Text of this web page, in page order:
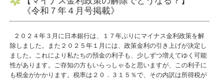
《令和７年４月号掲載》
２０２４年３月に日本銀行は、１７年ぶりにマイナス金利政策を解
除しました。また２０２５年１月には、政策金利の引き上げが決定し
ました。これにより私たちの預金の利子も、少しずつ増えてゆく可能
性があります。ご存知の方もいらっしゃると思いますが、この利子に
も税金がかかります。税率は２０．３１５％で、その内訳は所得税が